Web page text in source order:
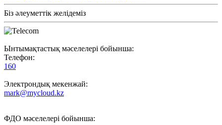
Біз әлеуметтік желідеміз
Ынтымақтастық мәселелері бойынша:
Телефон:
160
Электрондық мекенжай:
mark@mycloud.kz
ФДО мәселелері бойынша: